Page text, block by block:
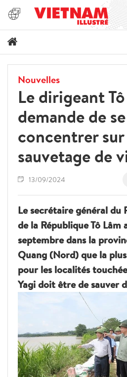
Nouvelles
Le dirigeant
demande de se
concentrer
sauvetage de
13/09/2024
Le secrétaire général
de la République Tô Lâm
septembre dans la
Quang (Nord) que la
pour les localités
Yagi doit être de sauver